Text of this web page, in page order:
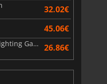
32.02€
45.06€
Avatar Legends The Fighting Game 26.86€